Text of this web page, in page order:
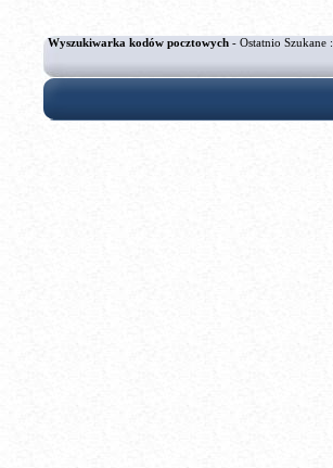
Wyszukiwarka kodów pocztowych - Ostatnio Szukane :